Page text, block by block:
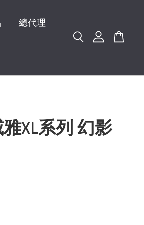
總代理
雅XL系列 幻影